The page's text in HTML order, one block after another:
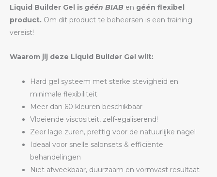
Liquid Builder Gel is géén BIAB en géén flexibel
product. Om dit product te beheersen is een training
vereist!
Waarom jij deze Liquid Builder Gel wilt:
Hard gel systeem met sterke stevigheid en
minimale flexibiliteit
Meer dan 60 kleuren beschikbaar
Vloeiende viscositeit, zelf-egaliserend!
Zeer lage zuren, prettig voor de natuurlijke nagel
Ideaal voor snelle salonsets & efficiënte
behandelingen
Niet afweekbaar, duurzaam en vormvast resultaat